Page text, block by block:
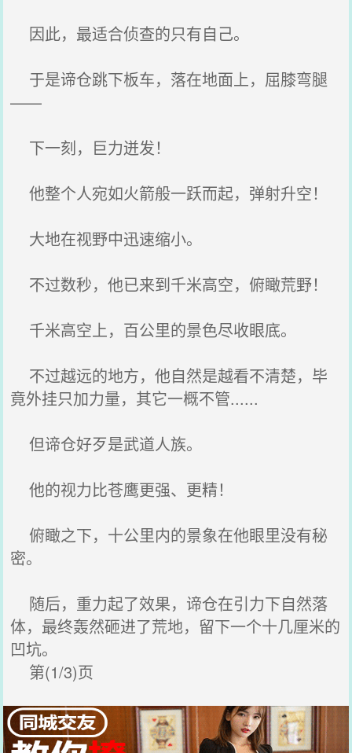
因此，最适合侦查的只有自己。
于是谛仓跳下板车，落在地面上，屈膝弯腿
——
下一刻，巨力迸发！
他整个人宛如火箭般一跃而起，弹射升空！
大地在视野中迅速缩小。
不过数秒，他已来到千米高空，俯瞰荒野！
千米高空上，百公里的景色尽收眼底。
不过越远的地方，他自然是越看不清楚，毕
竟外挂只加力量，其它一概不管......
但谛仓好歹是武道人族。
他的视力比苍鹰更强、更精！
俯瞰之下，十公里内的景象在他眼里没有秘
密。
随后，重力起了效果，谛仓在引力下自然落
体，最终轰然砸进了荒地，留下一个十几厘米的
凹坑。
第(1/3)页